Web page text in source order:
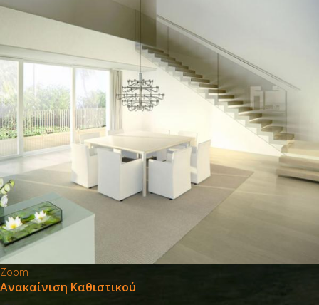
Zoom
Ανακαίνιση Καθιστικού